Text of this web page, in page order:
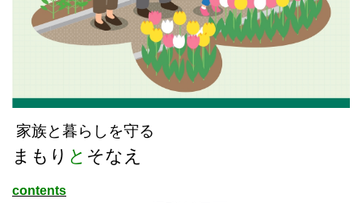
家族と暮らしを守る
まもり と そなえ
contents